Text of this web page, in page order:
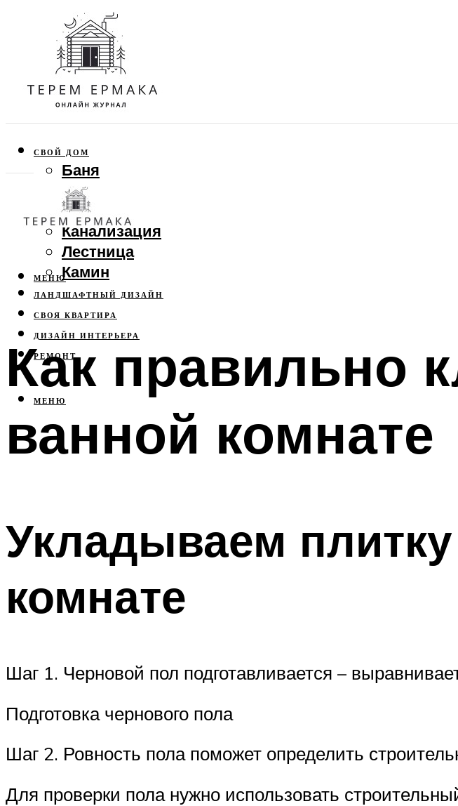
СВОЙ ДОМ
Баня
Веранда
Забор
Канализация
Лестница
Камин
ЛАНДШАФТНЫЙ ДИЗАЙН
СВОЯ КВАРТИРА
ДИЗАЙН ИНТЕРЬЕРА
РЕМОНТ
МЕНЮ
МЕНЮ
Как правильно
ванной комнате
Укладываем
комнате
Шаг 1. Черновой пол подготавливается –
Подготовка чернового пола
Шаг 2. Ровность пола поможет определить
Для проверки пола нужно использовать